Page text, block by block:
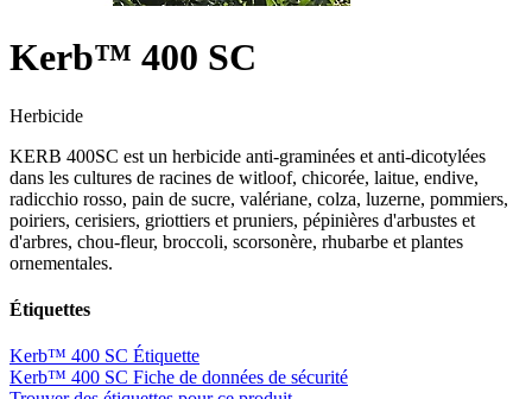
Kerb™ 400 SC
Herbicide
KERB 400SC est un herbicide anti-graminées et anti-dicotylées
dans les cultures de racines de witloof, chicorée, laitue, endive,
radicchio rosso, pain de sucre, valériane, colza, luzerne, pommiers,
poiriers, cerisiers, griottiers et pruniers, pépinières d'arbustes et
d'arbres, chou-fleur, broccoli, scorsonère, rhubarbe et plantes
ornementales.
Étiquettes
Kerb™ 400 SC Étiquette
Kerb™ 400 SC Fiche de données de sécurité